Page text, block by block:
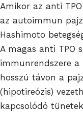
Amikor az anti
az autoimmun
Hashimoto
A magas anti TPO
immunrendszere
hosszú távon a
(hipotireózis)
kapcsolódó